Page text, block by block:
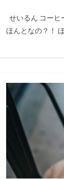
せいるん コーヒ
ほんとなの？！